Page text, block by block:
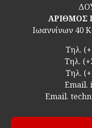
ΑΡΙΘΜΟΣ
Ιωαννίνων 40
Τηλ.
Τηλ.
Τηλ.
Email.
Email.